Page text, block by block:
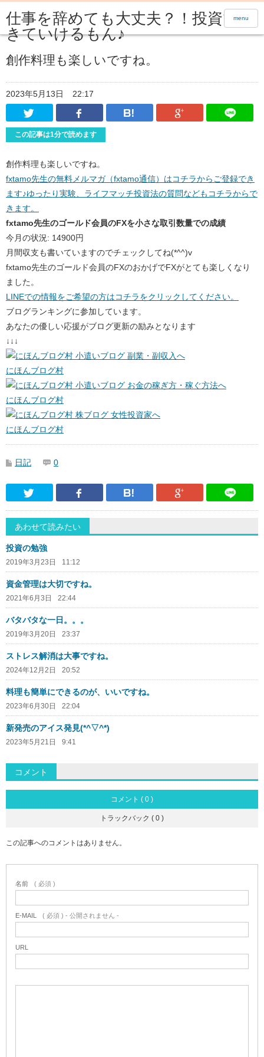
仕事を辞めても大丈夫？！投資で生
きていけるもん♪
menu
創作料理も楽しいですね。
2023年5月13日
22:17
Twitter
Facebook はてなブックマーク
Google
この記事は1分で読めます
創作料理も楽しいですね。
fxtamo先生の無料メルマガ（fxtamo通信）はコチラからご登録でき
ます♪ゆったり実験、ライフマッチ投資法の質問などもコチラからで
きます。
fxtamo先生のゴールド会員のFXを小さな取引数量での成績
今月の状況: 14900円
月間収支も書いていますのでチェックしてね(*^^)v
fxtamo先生のゴールド会員のFXのおかげでFXがとても楽しくなり
ました。
LINEでの情報をご希望の方はコチラをクリックしてください。
ブログランキングに参加しています。
あなたの優しい応援がブログ更新の励みとなります
↓↓↓
にほんブログ村
にほんブログ村
にほんブログ村
日記 0
Twitter Facebook はてなブックマーク
Google
あわせて読みたい
投資の勉強
2019年3月23日 11:12
資金管理は大切ですね。
2021年6月3日 22:44
バタバタな一日。。。
2019年3月20日 23:37
ストレス解消は大事ですね。
2024年12月2日 20:52
料理も簡単にできるのが、いいですね。
2023年6月30日 22:04
新発売のアイス発見(*^▽^*)
2023年5月21日 9:41
コメント
コメント ( 0 )
トラックバック ( 0 )
この記事へのコメントはありません。
名前 ( 必須 )
E-MAIL ( 必須 ) - 公開されません -
URL